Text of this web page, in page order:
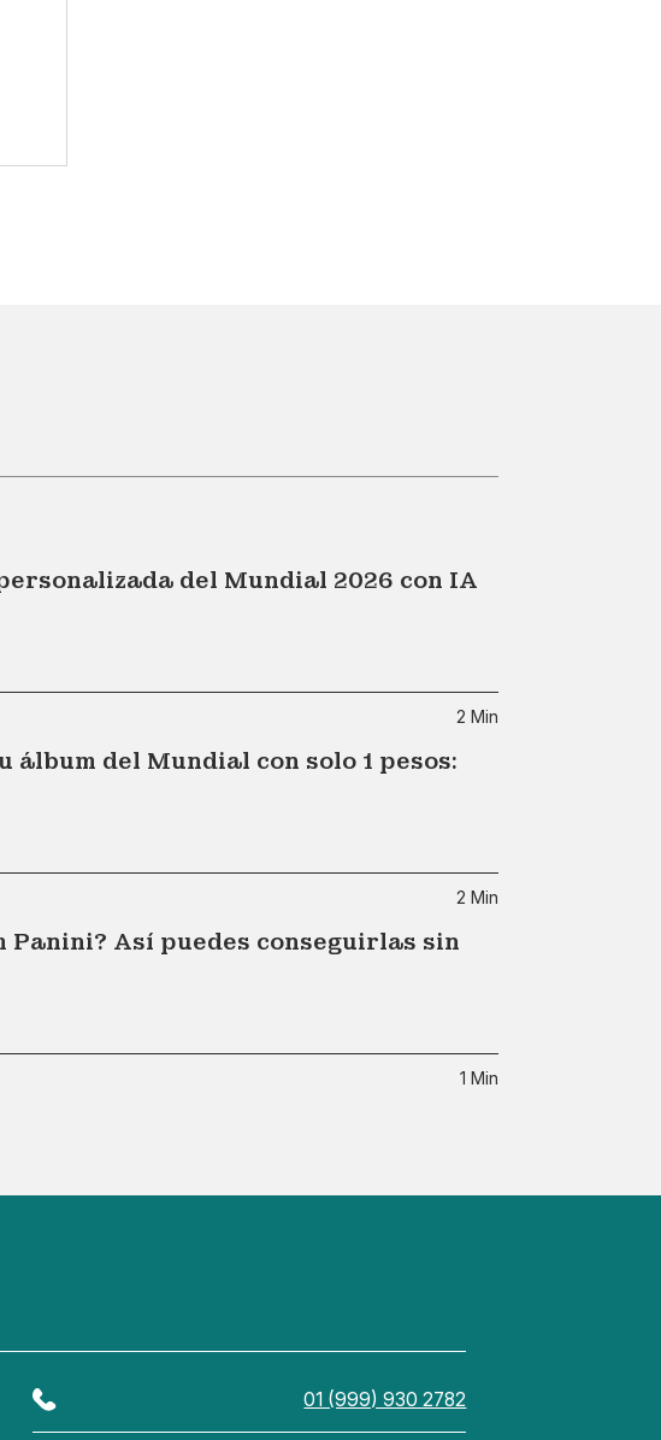
del Mundial 2026 con IA
2 Min
del Mundial con solo 1 pesos:
2 Min
Panini? Así puedes conseguirlas sin
1 Min
01 (999) 930 2782